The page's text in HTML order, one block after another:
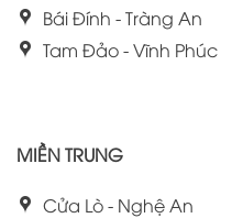
Bái Đính - Tràng An
Tam Đảo - Vĩnh Phúc
MIỀN TRUNG
Cửa Lò - Nghệ An